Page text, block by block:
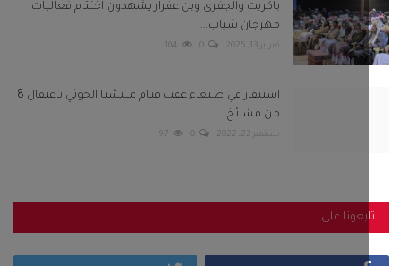
باكريت والجفري وبن عفرار يشهدون اختتام فعاليات
مهرجان شباب...
فبراير 13, 2025 0
104
استنفار في صنعاء عقب قيام مليشيا الحوثي باعتقال 8
من مشائخ...
0
97
على